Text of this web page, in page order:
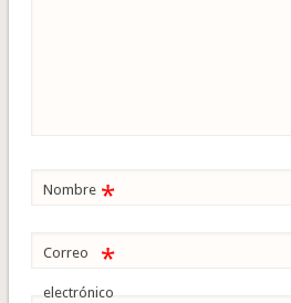
Nombre *
Correo
electrónico
*